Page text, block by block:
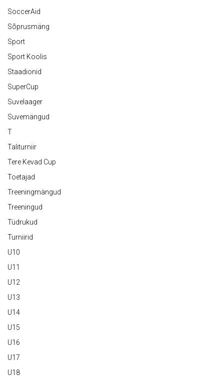
SoccerAid
Sõprusmäng
Sport
Sport Koolis
Staadionid
SuperCup
Suvelaager
Suvemängud
T
Taliturniir
Tere Kevad Cup
Toetajad
Treeningmängud
Treeningud
Tüdrukud
Turniirid
U10
U11
U12
U13
U14
U15
U16
U17
U18